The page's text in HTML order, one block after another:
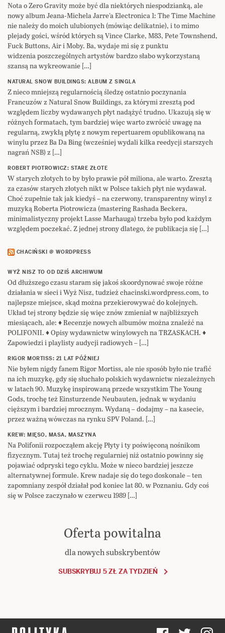
Nota o Zero Gravity może być dla niektórych niespodzianką, ale
nowy album Jeana-Michela Jarre’a Electronica 1: The Time Machine
nie należy do moich ulubionych (mówiąc delikatnie), i to mimo
plejady gości, wśród których są Vince Clarke, M83, Pete Townshend,
Fuck Buttons, Air i Moby. Ba, wydaje mi się z punktu
widzenia poszczególnych artystów bardzo słabo wykorzystaną
szansą na wykreowanie […]
NATURAL SNOW BUILDINGS: ALBUM Z SINGLA
Z nieco mniejszą regularnością śledzę ostatnio poczynania
Francuzów z Natural Snow Buildings, za którymi zresztą pod
względem liczby wydawanych płyt nadążyć trudno. Ukazują się w
różnych formatach, tym bardziej więc warto zwrócić uwagę na
regularną, zwykłą płytę z nowym repertuarem opublikowaną na
winylu przez Ba Da Bing (wcześniej wydali kilka reedycji starszych
nagrań NSB) z […]
ROBERT PIOTROWICZ: STARE ZŁOTE
W starych złotych to by było prawie pół miliona, ale warto. Zresztą
za czasów starych złotych nikt w Polsce takich płyt nie wydawał.
Choć zupełnie tak jak kiedyś – na czerwony, transparentny winyl z
muzyką Roberta Piotrowicza (mastering Rashada Beckera,
minimalistyczny projekt Lasse Marhauga) trzeba było pod każdym
względem poczekać. Z jednej strony dlatego, że publikacja się […]
CHACIŃSKI @ WORDPRESS
WYŻ NISZ TO OD DZIŚ ARCHIWUM
Od dłuższego czasu staram się jakoś skoordynować swoje różne
działania w sieci i Wyż Nisz, tudzież chacinski.wordpress.com, to
najlepsze miejsce, skąd można przekierowywać do kolejnych.
Układ tej strony będzie się więc znów zmieniał w najbliższych
miesiącach, ale: ♦ Recenzje nowych albumów można znaleźć na
POLIFONII. ♦ Opisy wydawnictw winylowych na TRZASKACH. ♦
Zapowiedzi i playlisty audycji radiowych – […]
RIGOR MORTISS: 21 LAT PÓŹNIEJ
Nie byłem nigdy fanem Rigor Mortiss, ale nie sposób było nie trafić
na ich muzykę, gdy się słuchało polskich wydawnictw niezależnych
w latach 90. Muzykę inspirowaną przede wszystkim The Young
Gods, trochę też Einsturzende Neubauten, jednak w wydaniu
cięższym i bardziej mrocznym. Wydaną – dodajmy – na kasecie,
przez ważną wówczas na rynku SPV Poland. […]
KREW: MIĘSO, MASA, MASZYNA
Na Polifonii rozpocząłem akcję Płyty i ty poświęconą nośnikom
fizycznym. Tutaj też trochę regularniej niż ostatnio powinny się
pojawiać odpryski tego cyklu. Może w nieco bardziej jeszcze
alternatywnej formule. Krew nadaje się do tego doskonale – ten
zapomniany zespół działał pod koniec lat 80. w Poznaniu. Gdy coś
się w Polsce zaczynało w czerwcu 1989 […]
Oferta powitalna
dla nowych subskrybentów
SUBSKRYBUJ 5 ZŁ ZA TYDZIEŃ